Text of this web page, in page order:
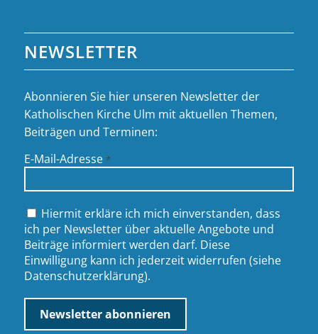
NEWSLETTER
Abonnieren Sie hier unseren Newsletter der
Katholischen Kirche Ulm mit aktuellen Themen,
Beiträgen und Terminen:
E-Mail-Adresse *
Hiermit erkläre ich mich einverstanden, dass
ich per Newsletter über aktuelle Angebote und
Beiträge informiert werden darf. Diese
Einwilligung kann ich jederzeit widerrufen (siehe
Datenschutzerklärung).